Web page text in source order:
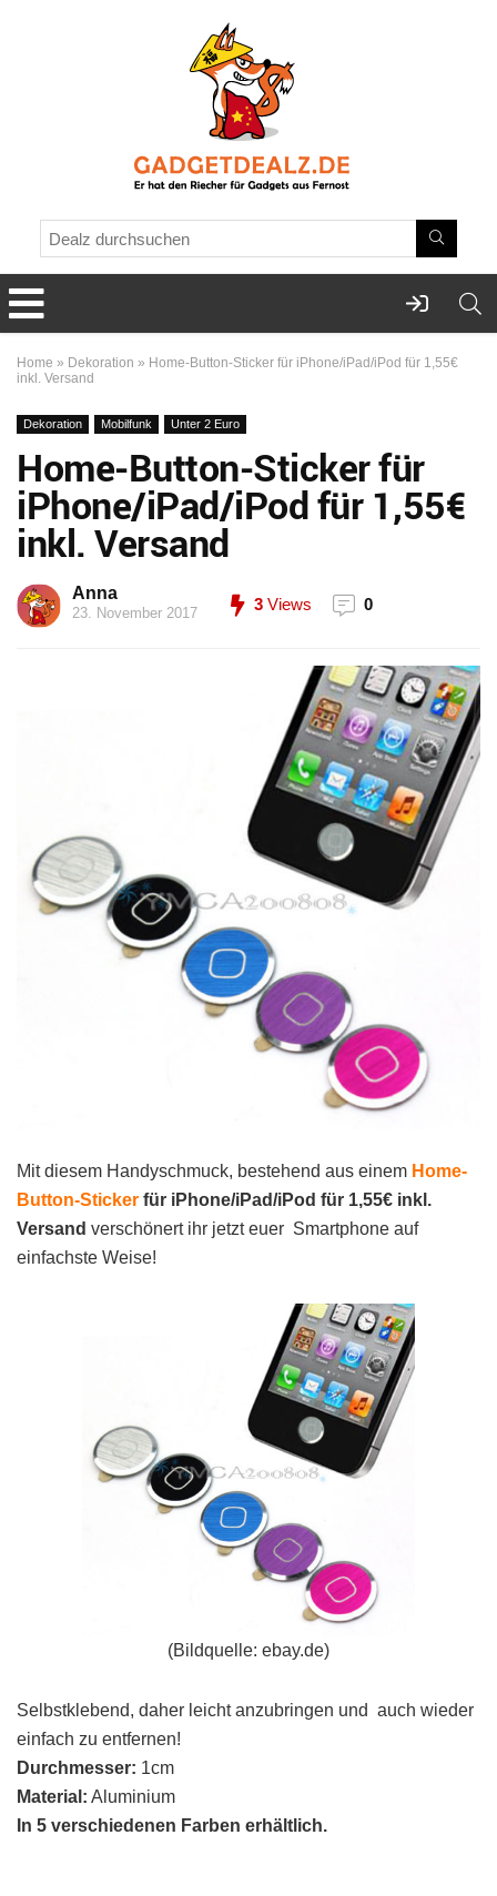
Home » Dekoration » Home-Button-Sticker für iPhone/iPad/iPod für 1,55€
inkl. Versand
Dekoration Mobilfunk Unter 2 Euro
Home-Button-Sticker für
iPhone/iPad/iPod für 1,55€
inkl. Versand
Anna
23. November 2017 3 Views 0
Mit diesem Handyschmuck, bestehend aus einem Home-
Button-Sticker für iPhone/iPad/iPod für 1,55€ inkl.
Versand verschönert ihr jetzt euer Smartphone auf
einfachste Weise!
(Bildquelle: ebay.de)
Selbstklebend, daher leicht anzubringen und auch wieder
einfach zu entfernen!
Durchmesser: 1cm
Material: Aluminium
In 5 verschiedenen Farben erhältlich.